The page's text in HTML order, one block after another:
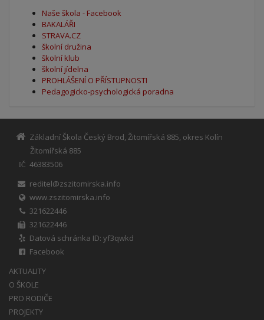
Naše škola - Facebook
BAKALÁŘI
STRAVA.CZ
školní družina
školní klub
školní jídelna
PROHLÁŠENÍ O PŘÍSTUPNOSTI
Pedagogicko-psychologická poradna
Základní Škola Český Brod, Žitomířská 885, okres Kolín
Žitomířská 885
IČ
46383506
reditel@zszitomirska.info
www.zszitomirska.info
321622446
321622446
Datová schránka ID: yf3qwkd
Facebook
AKTUALITY
O ŠKOLE
PRO RODIČE
PROJEKTY